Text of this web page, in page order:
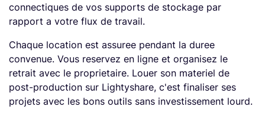
connectiques de vos supports de stockage par
rapport a votre flux de travail.
Chaque location est assuree pendant la duree
convenue. Vous reservez en ligne et organisez le
retrait avec le proprietaire. Louer son materiel de
post-production sur Lightyshare, c'est finaliser ses
projets avec les bons outils sans investissement lourd.